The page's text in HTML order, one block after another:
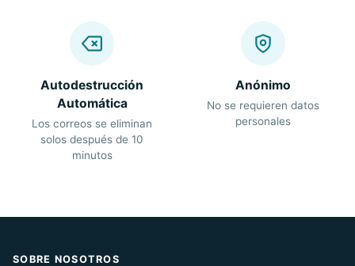
Autodestrucción
Automática
Los correos se eliminan
solos después de 10
minutos
Anónimo
No se requieren datos
personales
SOBRE NOSOTROS